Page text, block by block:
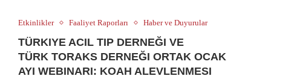
Etkinlikler Faaliyet Raporları Haber ve Duyurular
TÜRKIYE ACIL TIP DERNEĞI VE
TÜRK TORAKS DERNEĞI ORTAK OCAK
AYI WEBINARI: KOAH ALEVLENMESI